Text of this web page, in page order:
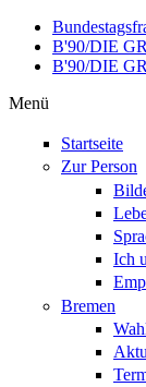
Direkt zum Inhalt
B'90/DIE
B'90/DIE
Menü
Startseite
Zur Person
Ich
Bremen